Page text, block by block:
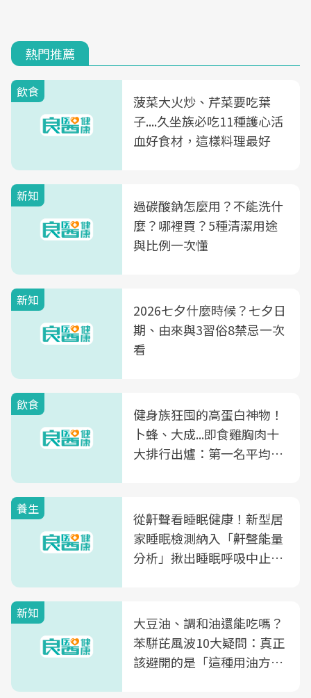
熱門推薦
飲食
菠菜大火炒、芹菜要吃葉
子....久坐族必吃11種護心活
血好食材，這樣料理最好
新知
過碳酸鈉怎麼用？不能洗什
麼？哪裡買？5種清潔用途
與比例一次懂
新知
2026七夕什麼時候？七夕日
期、由來與3習俗8禁忌一次
看
飲食
健身族狂囤的高蛋白神物！
卜蜂、大成...即食雞胸肉十
大排行出爐：第一名平均一
養生
從鼾聲看睡眠健康！新型居
家睡眠檢測納入「鼾聲能量
分析」揪出睡眠呼吸中止症
新知
大豆油、調和油還能吃嗎？
苯駢芘風波10大疑問：真正
該避開的是「這種用油方